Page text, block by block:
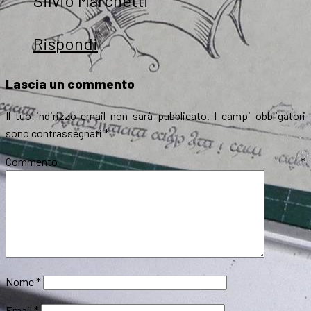
Rispondi
Lascia un commento
Il tuo indirizzo email non sarà pubblicato.
I campi obbligatori
sono contrassegnati*
Commento*
Nome*